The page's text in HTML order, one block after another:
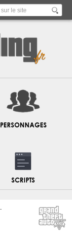
PERSONNAGES
SCRIPTS